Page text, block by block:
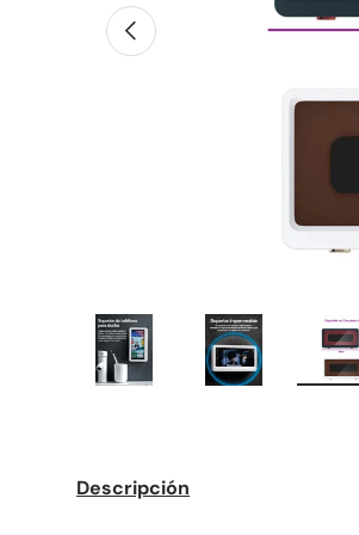
Anterior
Descripción